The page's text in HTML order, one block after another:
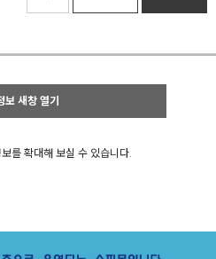
보 새창 열기
를 확대해 보실 수 있습니다.